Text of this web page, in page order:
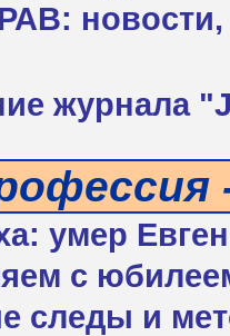
новости,
журнала
умер
с
следы и